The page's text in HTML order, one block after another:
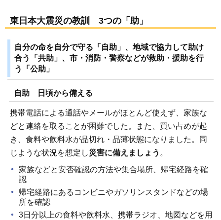
東日本大震災の教訓 3つの「助」
自分の命を自分で守る「自助」、地域で協力して助け
合う「共助」、市・消防・警察などが救助・援助を行
う「公助」
自助 日頃から備える
携帯電話による通話やメールがほとんど使えず、家族な
どと連絡を取ることが困難でした。また、買い占めが起
き、食料や飲料水が品切れ・品薄状態になりました。同
じような状況を想定し災害に備えましょう 。
家族などと安否確認の方法や集合場所、帰宅経路を確
認
帰宅経路にあるコンビニやガソリンスタンドなどの場
所を確認
3日分以上の食料や飲料水、携帯ラジオ、地図などを用